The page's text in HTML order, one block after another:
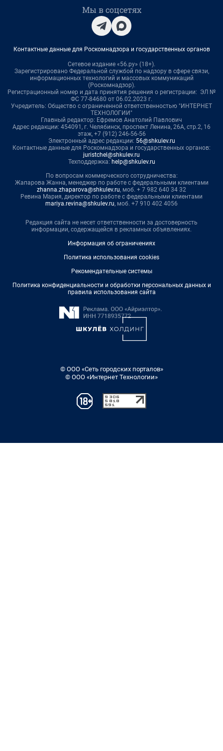
Мы в соцсетях
Контактные данные для Роскомнадзора и государственных органов
Сетевое издание «56.ру» (18+).
Зарегистрировано Федеральной службой по надзору в сфере связи,
информационных технологий и массовых коммуникаций
(Роскомнадзор).
Регистрационный номер и дата принятия решения о регистрации: ЭЛ №
ФС 77-84680 от 06.02.2023 г.
Учредитель: Общество с ограниченной ответственностью "ИНТЕРНЕТ
ТЕХНОЛОГИИ"
Главный редактор: Ефремов Анатолий Павлович
Адрес редакции: 454091, г. Челябинск, проспект Ленина, 26А, стр.2, 16
этаж, +7 (912) 246-56-56
Электронный адрес редакции: 56@shkulev.ru
Контактные данные для Роскомнадзора и государственных органов:
juristchel@shkulev.ru
Техподдержка: help@shkulev.ru
По вопросам коммерческого сотрудничества:
Жапарова Жанна, менеджер по работе с федеральными клиентами
zhanna.zhaparova@shkulev.ru, моб. + 7 982 640 34 32
Ревина Мария, директор по работе с федеральными клиентами
mariya.revina@shkulev.ru, моб. +7 910 402 4056
Редакция сайта не несет ответственности за достоверность
информации, содержащейся в рекламных объявлениях.
Информация об ограничениях
Политика использования cookies
Рекомендательные системы
Политика конфиденциальности и обработки персональных данных и
правила использования сайта
© ООО «Сеть городских порталов»
© ООО «Интернет Технологии»